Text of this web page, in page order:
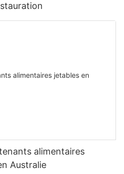
alimentaires
Australie